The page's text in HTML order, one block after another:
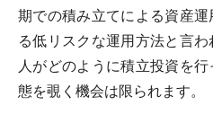
期での積み立てによる資産
る低リスクな運用方法と言
人がどのように積立投資を
態を覗く機会は限られます。